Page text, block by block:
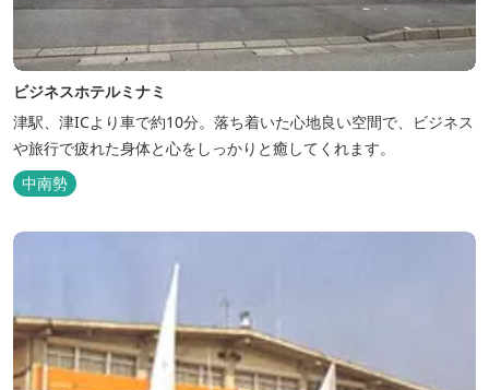
ビジネスホテルミナミ
津駅、津ICより車で約10分。落ち着いた心地良い空間で、ビジネス
や旅行で疲れた身体と心をしっかりと癒してくれます。
中南勢